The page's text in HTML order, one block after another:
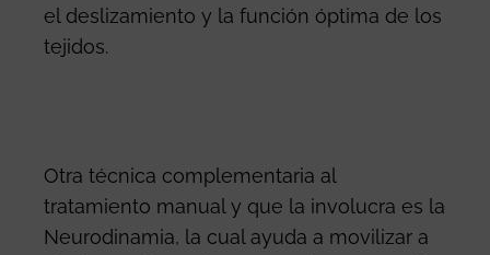
el deslizamiento y la función óptima de los
tejidos.
Otra técnica complementaria al
tratamiento manual y que la involucra es la
Neurodinamia, la cual ayuda a movilizar a